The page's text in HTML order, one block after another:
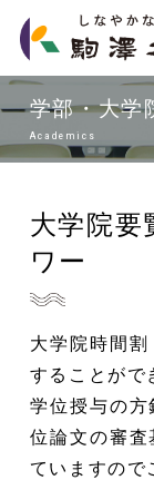
学部・大学
Academics
大学院要
ワー
大学院時間
することがで
学位授与の方
位論文の審査
ていますので